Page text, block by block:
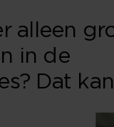
alleen
in de
Dat